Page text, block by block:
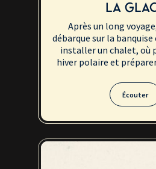
LA
Après un long
débarque sur la
installer un chalet, où
hiver polaire et
Écouter